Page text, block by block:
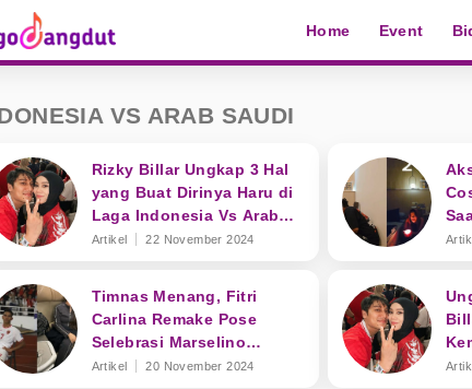
Home Event
VS ARAB SAUDI
Rizky Billar Ungkap 3 Hal
yang Buat Dirinya Haru di
Laga Indonesia Vs Arab
Saudi
Artikel 22 November 2024
Timnas Menang, Fitri
Carlina Remake Pose
Selebrasi Marselino
Ferdinan
Artikel 20 November 2024